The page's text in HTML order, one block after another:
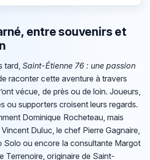
entre souvenirs et
tard,Saint-Étienne 76 : une passion
raconter cette aventure à travers
vécue, de près ou de loin. Joueurs,
ou supporters croisent leurs regards.
Dominique Rocheteau, mais
Duluc, le chef Pierre Gagnaire,
Solo ou encore la consultante Margot
Terrenoire, originaire de Saint-